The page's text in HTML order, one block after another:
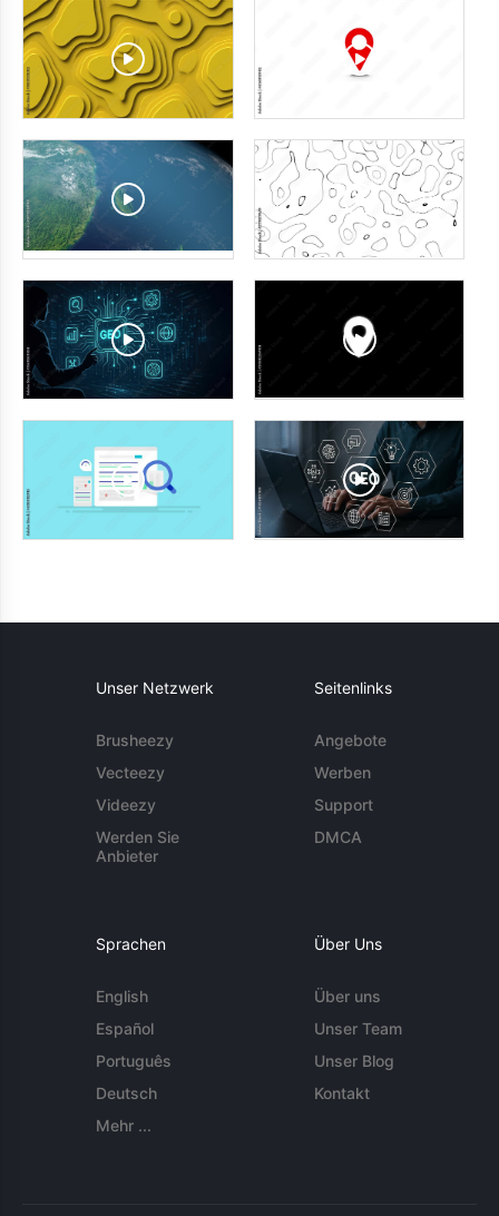
Unser Netzwerk
Brusheezy
Vecteezy
Videezy
Werden Sie
Anbieter
Seitenlinks
Angebote
Werben
Support
DMCA
Sprachen
English
Español
Português
Deutsch
Mehr ...
Über Uns
Über uns
Unser Team
Unser Blog
Kontakt